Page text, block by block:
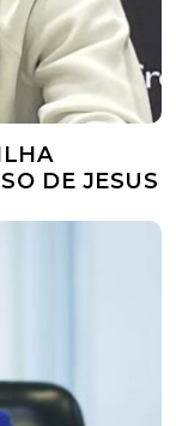
DE JESUS